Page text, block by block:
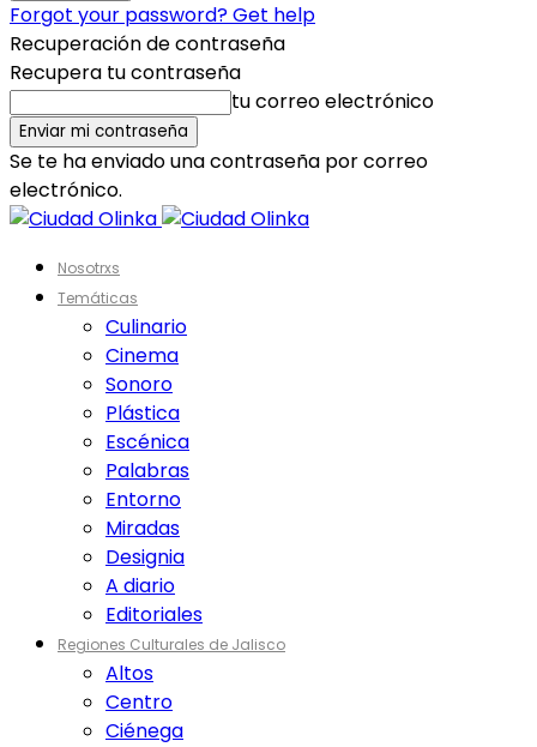
Forgot your password? Get help
Recuperación de contraseña
Recupera tu contraseña
tu correo electrónico
Se te ha enviado una contraseña por correo
electrónico.
Nosotrxs
Temáticas
Culinario
Cinema
Sonoro
Plástica
Escénica
Palabras
Entorno
Miradas
Designia
A diario
Editoriales
Regiones Culturales de Jalisco
Altos
Centro
Ciénega